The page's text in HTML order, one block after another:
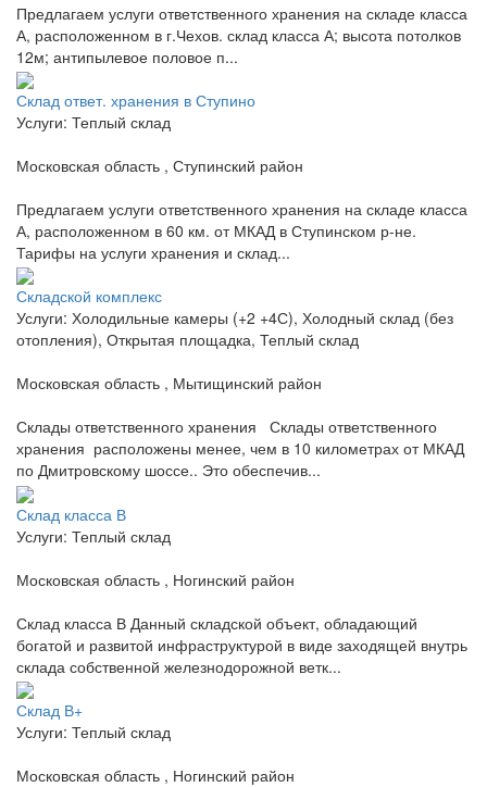
Предлагаем услуги ответственного хранения на складе класса
А, расположенном в г.Чехов. склад класса А; высота потолков
12м; антипылевое половое п...
Склад ответ. хранения в Ступино
Услуги: Теплый склад
Московская область , Ступинский район
Предлагаем услуги ответственного хранения на складе класса
А, расположенном в 60 км. от МКАД в Ступинском р-не.
Тарифы на услуги хранения и склад...
Складской комплекс
Услуги: Холодильные камеры (+2 +4С), Холодный склад (без
отопления), Открытая площадка, Теплый склад
Московская область , Мытищинский район
Склады ответственного хранения Склады ответственного
хранения расположены менее, чем в 10 километрах от МКАД
по Дмитровскому шоссе.. Это обеспечив...
Склад класса В
Услуги: Теплый склад
Московская область , Ногинский район
Склад класса В Данный складской объект, обладающий
богатой и развитой инфраструктурой в виде заходящей внутрь
склада собственной железнодорожной ветк...
Склад В+
Услуги: Теплый склад
Московская область , Ногинский район